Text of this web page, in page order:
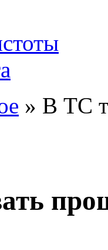
» В ТС